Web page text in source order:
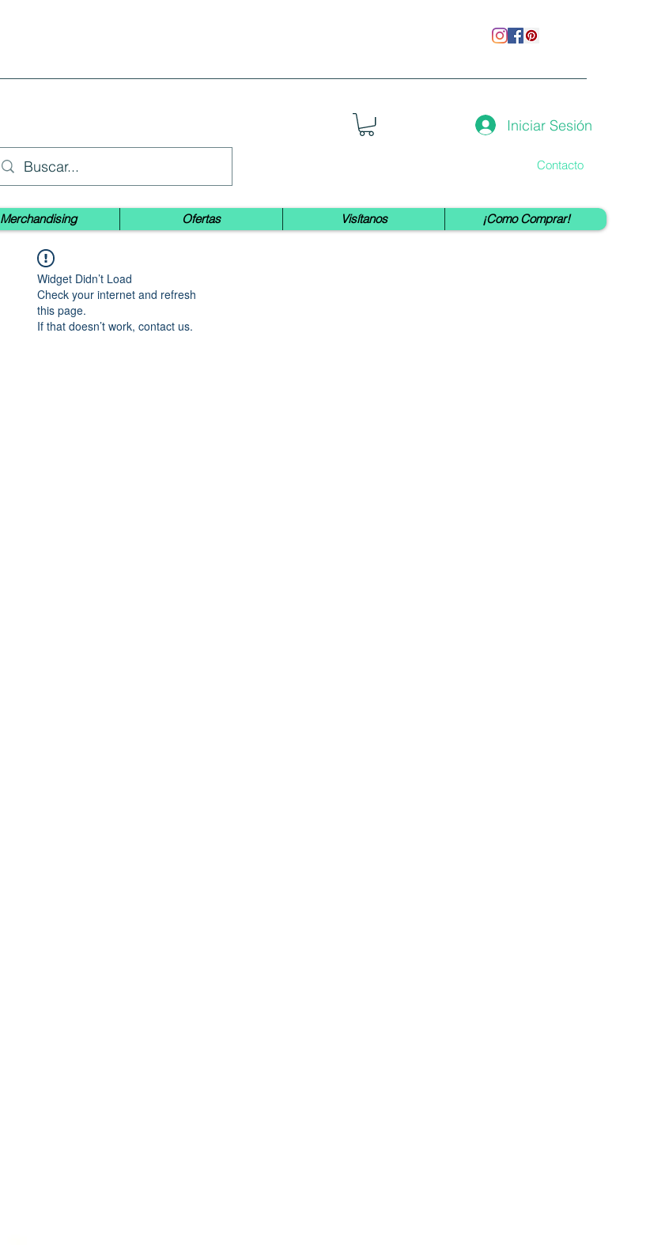
Iniciar Sesión
Contacto
Merchandising Ofertas Visítanos ¡Como Comprar!
Widget Didn’t Load
Check your internet and refresh
this page.
If that doesn’t work, contact us.